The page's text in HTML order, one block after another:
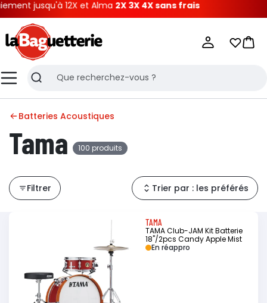
12X et Alma2X 3X 4X sans frais
MenuRecherche
Mes
Batteries Acoustiques
Tama 100 produits
Filtrer Trier par : les préférés
TAMA
TAMA Club-JAM Kit Batterie
18"/2pcs Candy Apple Mist
En réappro